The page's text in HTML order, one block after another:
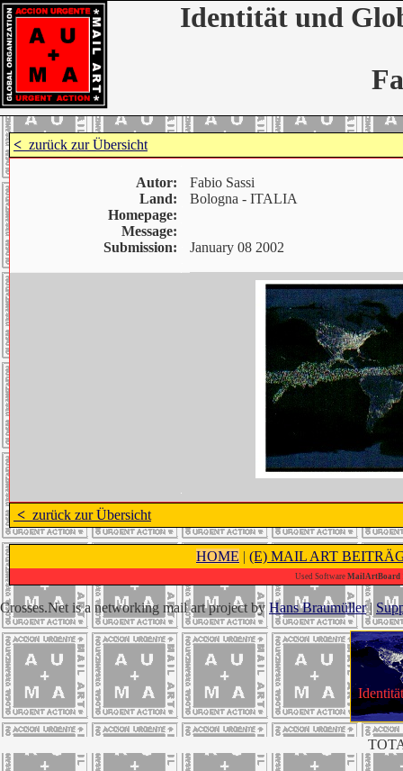
Identität und
< zurück zur Übersicht
Autor:
Land:
Homepage:
Message:
Fabio Sassi
Bologna - ITALIA
Submission: January 08 2002
< zurück zur Übersicht
HOME | (E) MAIL ART
Used Software MailArtBoard
Crosses.Net is a networking mail art project by Hans Braumüller|